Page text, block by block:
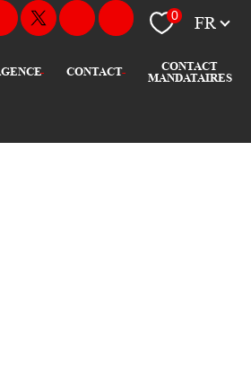
0 FR
CONTACT
CONTACT
MANDATAIRES